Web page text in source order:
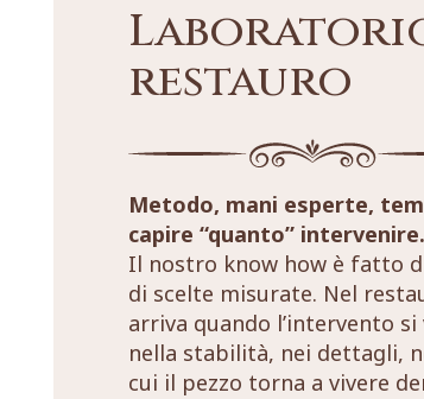
restauro
Metodo, mani esperte,
capire “quanto” intervenire.
Il nostro know how è fatto
di scelte misurate. Nel
arriva quando l’intervento
nella stabilità, nei dettagli,
cui il pezzo torna a vivere